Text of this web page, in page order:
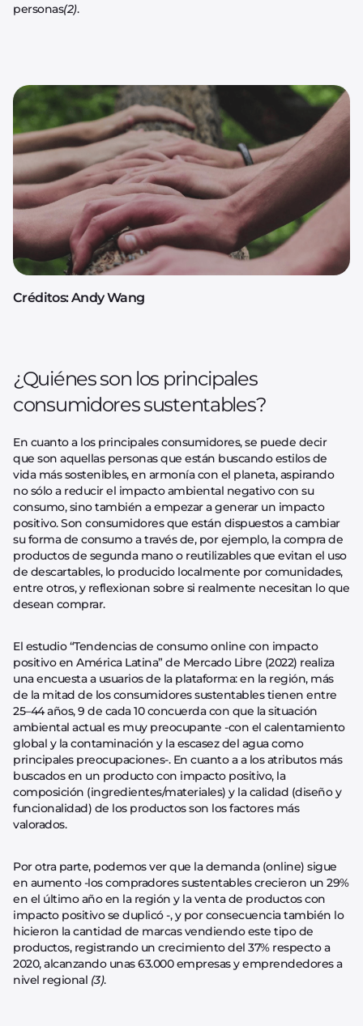
personas(2).
Créditos: Andy Wang
¿Quiénes son los principales
consumidores sustentables?
En cuanto a los principales consumidores, se puede decir
que son aquellas personas que están buscando estilos de
vida más sostenibles, en armonía con el planeta, aspirando
no sólo a reducir el impacto ambiental negativo con su
consumo, sino también a empezar a generar un impacto
positivo. Son consumidores que están dispuestos a cambiar
su forma de consumo a través de, por ejemplo, la compra de
productos de segunda mano o reutilizables que evitan el uso
de descartables, lo producido localmente por comunidades,
entre otros, y reflexionan sobre si realmente necesitan lo que
desean comprar.
El estudio “Tendencias de consumo online con impacto
positivo en América Latina” de Mercado Libre (2022) realiza
una encuesta a usuarios de la plataforma: en la región, más
de la mitad de los consumidores sustentables tienen entre
25–44 años, 9 de cada 10 concuerda con que la situación
ambiental actual es muy preocupante -con el calentamiento
global y la contaminación y la escasez del agua como
principales preocupaciones-. En cuanto a a los atributos más
buscados en un producto con impacto positivo, la
composición (ingredientes/materiales) y la calidad (diseño y
funcionalidad) de los productos son los factores más
valorados.
Por otra parte, podemos ver que la demanda (online) sigue
en aumento -los compradores sustentables crecieron un 29%
en el último año en la región y la venta de productos con
impacto positivo se duplicó -, y por consecuencia también lo
hicieron la cantidad de marcas vendiendo este tipo de
productos, registrando un crecimiento del 37% respecto a
2020, alcanzando unas 63.000 empresas y emprendedores a
nivel regional (3).